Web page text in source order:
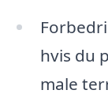
hvis du
male